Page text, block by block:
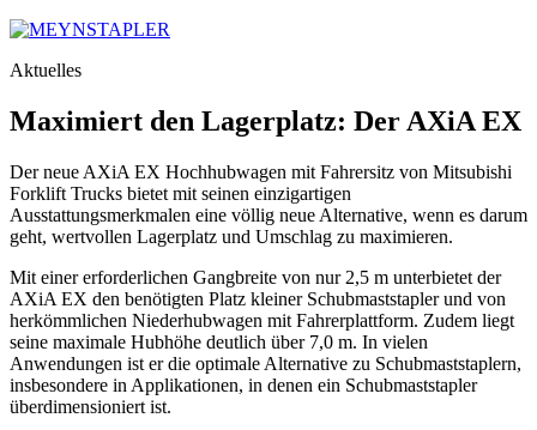
Aktuelles
Maximiert den Lagerplatz: Der AXiA EX
Der neue AXiA EX Hochhubwagen mit Fahrersitz von Mitsubishi
Forklift Trucks bietet mit seinen einzigartigen
Ausstattungsmerkmalen eine völlig neue Alternative, wenn es darum
geht, wertvollen Lagerplatz und Umschlag zu maximieren.
Mit einer erforderlichen Gangbreite von nur 2,5 m unterbietet der
AXiA EX den benötigten Platz kleiner Schubmaststapler und von
herkömmlichen Niederhubwagen mit Fahrerplattform. Zudem liegt
seine maximale Hubhöhe deutlich über 7,0 m. In vielen
Anwendungen ist er die optimale Alternative zu Schubmaststaplern,
insbesondere in Applikationen, in denen ein Schubmaststapler
überdimensioniert ist.